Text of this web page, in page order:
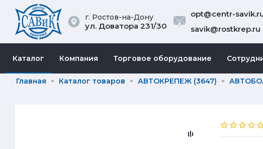
г. Ростов-на-Дону
ул. Доватора 231/30
opt@centr-
savik@rostkrep.ru
Каталог Компания Торговое оборудование
Главная Каталог товаров АВТОКРЕПЕЖ (3647)